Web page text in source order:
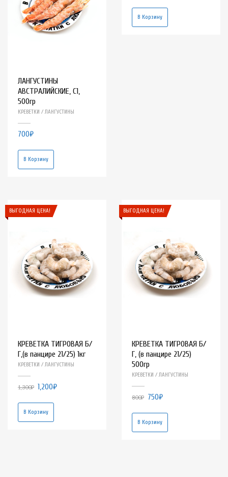
ЛАНГУСТИНЫ
АВСТРАЛИЙСКИЕ, С1,
500гр
КРЕВЕТКИ / ЛАНГУСТИНЫ
700₽
В Корзину
В Корзину
КРЕВЕТКА ТИГРОВАЯ Б/
Г,(в панцире 21/25) 1кг
КРЕВЕТКИ / ЛАНГУСТИНЫ
1,300₽ 1,200₽
ВЫГОДНАЯ ЦЕНА!
В Корзину
КРЕВЕТКА ТИГРОВАЯ Б/
Г, (в панцире 21/25)
500гр
КРЕВЕТКИ / ЛАНГУСТИНЫ
800₽ 750₽
ВЫГОДНАЯ ЦЕНА!
В Корзину